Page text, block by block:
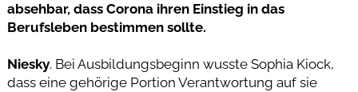
absehbar, dass Corona ihren Einstieg in das
Berufsleben bestimmen sollte.
Niesky. Bei Ausbildungsbeginn wusste Sophia Kiock,
dass eine gehörige Portion Verantwortung auf sie